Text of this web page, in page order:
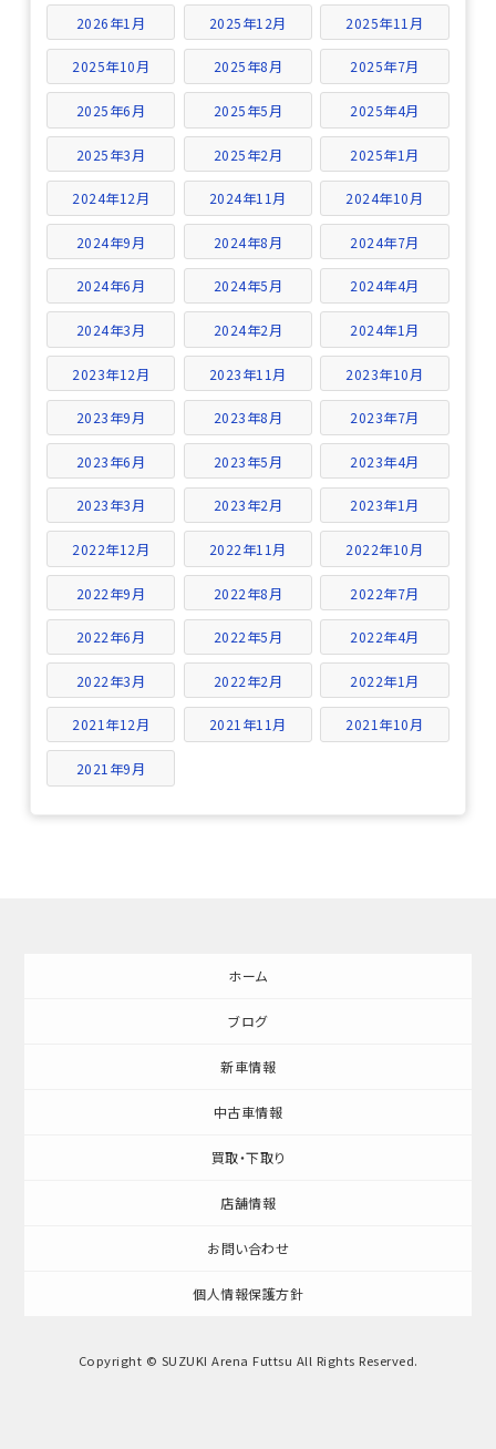
2026年1月 2025年12月 2025年11月
2025年10月 2025年8月 2025年7月
2025年6月 2025年5月 2025年4月
2025年3月 2025年2月 2025年1月
2024年12月 2024年11月 2024年10月
2024年9月 2024年8月 2024年7月
2024年6月 2024年5月 2024年4月
2024年3月 2024年2月 2024年1月
2023年12月 2023年11月 2023年10月
2023年9月 2023年8月 2023年7月
2023年6月 2023年5月 2023年4月
2023年3月 2023年2月 2023年1月
2022年12月 2022年11月 2022年10月
2022年9月 2022年8月 2022年7月
2022年6月 2022年5月 2022年4月
2022年3月 2022年2月 2022年1月
2021年12月 2021年11月 2021年10月
2021年9月
ホーム
ブログ
新車情報
中古車情報
買取・下取り
店舗情報
お問い合わせ
個人情報保護方針
Copyright © SUZUKI Arena Futtsu All Rights Reserved.